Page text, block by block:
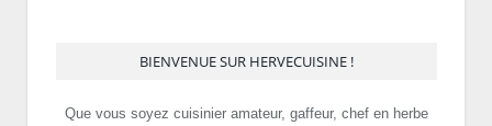
BIENVENUE SUR HERVECUISINE !
Que vous soyez cuisinier amateur, gaffeur, chef en herbe